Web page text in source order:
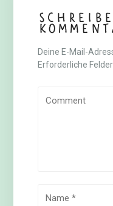
Deine E-Mail-
Erforderliche